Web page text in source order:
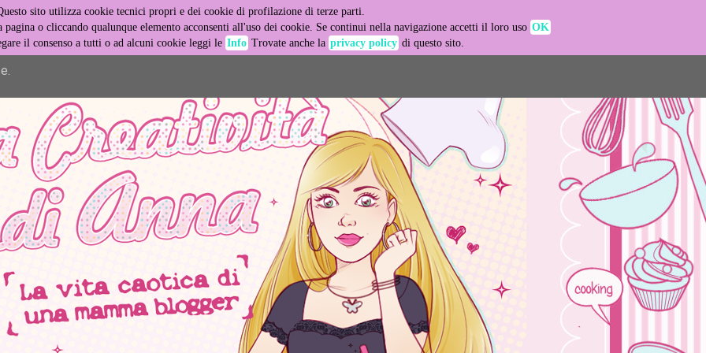
sito utilizza cookie tecnici propri e dei cookie di profilazione di terze parti.
pagina o cliccando qualunque elemento acconsenti all'uso dei cookie. Se continui nella navigazione accetti il loro uso OK
il consenso a tutti o ad alcuni cookie leggi le Info Trovate anche la privacy policy di questo sito.
its services and to analyze traffic. Your IP address and user-agent
and security metrics to ensure quality of service, generate usage
LEARN MORE